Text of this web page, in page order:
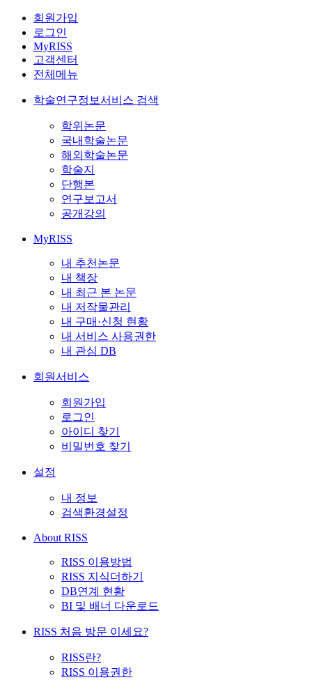
회원가입
로그인
MyRISS
고객센터
전체메뉴
학술연구정보서비스 검색
학위논문
국내학술논문
해외학술논문
학술지
단행본
연구보고서
공개강의
MyRISS
내 추천논문
내 책장
내 최근 본 논문
내 저작물관리
내 구매·신청 현황
내 서비스 사용권한
내 관심 DB
회원서비스
회원가입
로그인
아이디 찾기
비밀번호 찾기
설정
내 정보
검색환경설정
About RISS
RISS 이용방법
RISS 지식더하기
DB연계 현황
BI 및 배너 다운로드
RISS 처음 방문 이세요?
RISS란?
RISS 이용권한